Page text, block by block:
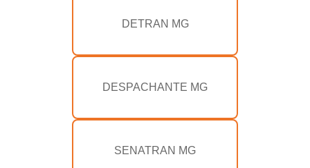
DETRAN MG
DESPACHANTE MG
SENATRAN MG